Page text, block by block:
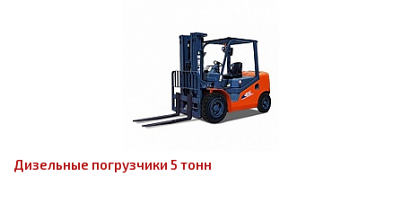
Дизельные погрузчики 5 тонн